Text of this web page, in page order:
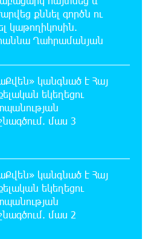
նկատմամբ իրականացվող
միահեծան
Դաշինք
իշխանության և ընդդիմության
պայքարում տուժում է միայն
Կոստանյան
հայտանաբերել են մոլորված
է դադարեցնել Գարեգին
դեմ քրեական
քննել գործն ու
կաթողիկոսին.
Ղահրամանյան
կանգնած է Հայ
եկեղեցու
մաս 3
կանգնած է Հայ
եկեղեցու
մաս 2